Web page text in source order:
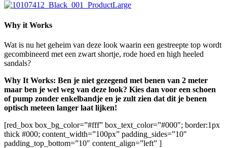
Why it Works
Wat is nu het geheim van deze look waarin een gestreepte top wordt
gecombineerd met een zwart shortje, rode hoed en high heeled
sandals?
Why It Works: Ben je niet gezegend met benen van 2 meter
maar ben je wel weg van deze look? Kies dan voor een schoen
of pump zonder enkelbandje en je zult zien dat dit je benen
optisch meteen langer laat lijken!
[red_box box_bg_color=”#fff” box_text_color=”#000″; border:1px
thick #000; content_width=”100px” padding_sides=”10″
padding_top_bottom=”10″ content_align=”left” ]